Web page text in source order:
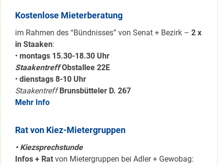
Kostenlose Mieterberatung
im Rahmen des “Bündnisses” von Senat + Bezirk – 2 x
in Staaken:
• montags 15.30-18.30 Uhr
Staakentreff Obstallee 22E
• dienstags 8-10 Uhr
Staakentreff Brunsbütteler D. 267
Mehr Info
Rat von Kiez-Mietergruppen
• Kiezsprechstunde
Infos + Rat von Mietergruppen bei Adler + Gewobag: